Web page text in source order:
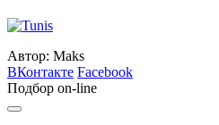
Автор: Maks
ВКонтакте Facebook
Подбор on-line